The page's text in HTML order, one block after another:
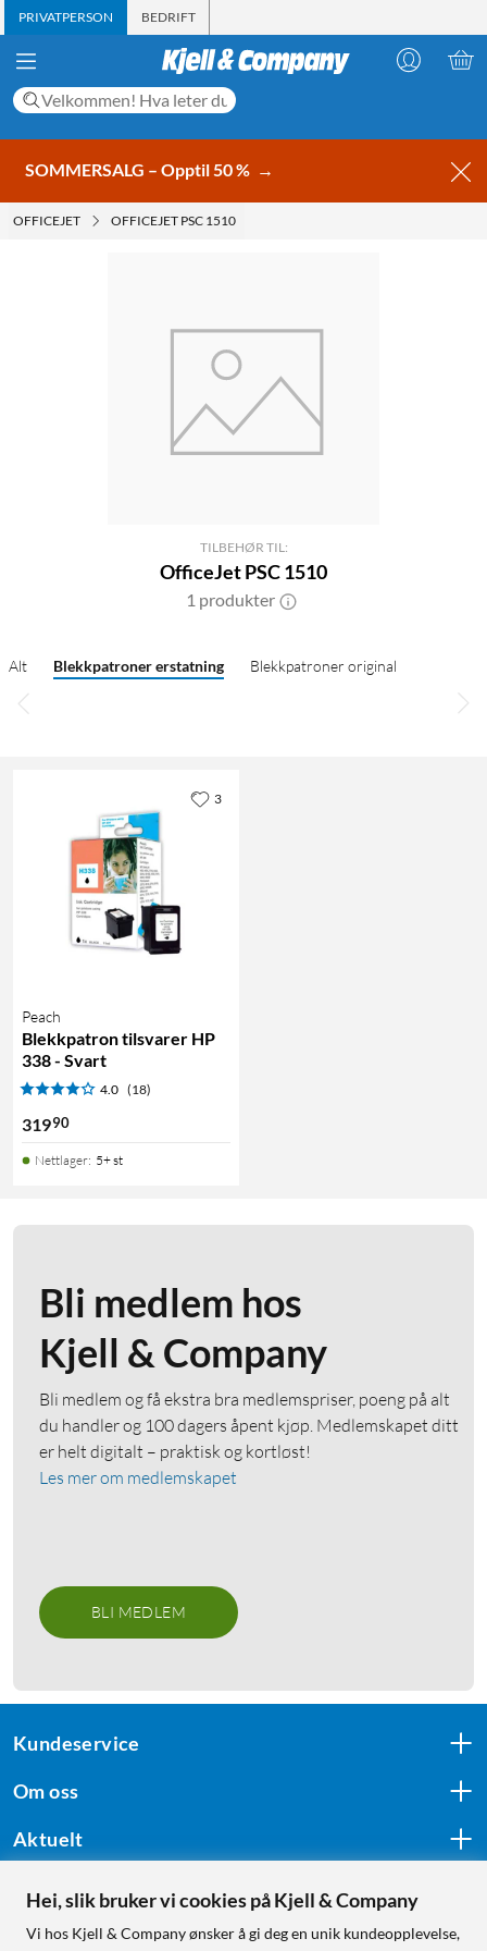
PRIVATPERSON BEDRIFT
SOMMERSALG – Opptil 50 % →
OFFICEJET OFFICEJET PSC 1510
TILBEHØR TIL:
OfficeJet PSC 1510
1 produkter
Alt Blekkpatroner erstatning Blekkpatroner original
Peach
Blekkpatron tilsvarer HP
338 - Svart
4.0 (18)
31990
Nettlager: 5+ st
3
Bli medlem hos
Kjell & Company
Bli medlem og få ekstra bra medlemspriser, poeng på alt
du handler og 100 dagers åpent kjøp. Medlemskapet ditt
er helt digitalt – praktisk og kortløst!
Les mer om medlemskapet
BLI MEDLEM
Kundeservice
Om oss
Aktuelt
Følg oss
Hei, slik bruker vi cookies på Kjell & Company
Vi hos Kjell & Company ønsker å gi deg en unik kundeopplevelse,